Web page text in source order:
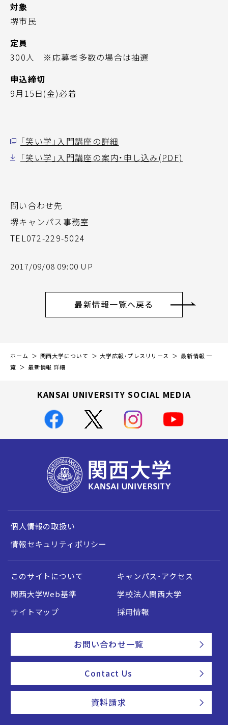
対象
堺市民
定員
300人 ※応募者多数の場合は抽選
申込締切
9月15日(金)必着
「笑い学」入門講座の詳細
「笑い学」入門講座の案内・申し込み(PDF)
問い合わせ先
堺キャンパス事務室
TEL072-229-5024
2017/09/08 09:00 UP
最新情報一覧へ戻る
ホーム 関西大学について 大学広報・プレスリリース
最新情報 一
覧
最新情報 詳細
KANSAI UNIVERSITY SOCIAL MEDIA
個人情報の取扱い
情報セキュリティポリシー
このサイトについて
キャンパス・アクセス
関西大学Web基準
学校法人関西大学
サイトマップ
採用情報
お問い合わせ一覧
Contact Us
資料請求